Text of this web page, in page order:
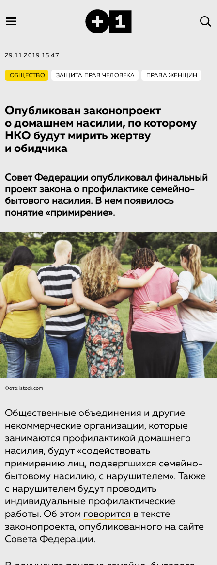
29.11.2019 15:47
ОБЩЕСТВО ЗАЩИТА ПРАВ ЧЕЛОВЕКА ПРАВА ЖЕНЩИН
Опубликован законопроект
о домашнем насилии, по которому
НКО будут мирить жертву
и обидчика
Совет Федерации опубликовал финальный
проект закона о профилактике семейно-
бытового насилия. В нем появилось
понятие «примирение».
Фото: istock.com
Общественные объединения и другие
некоммерческие организации, которые
занимаются профилактикой домашнего
насилия, будут «содействовать
примирению лиц, подвергшихся семейно-
бытовому насилию, с нарушителем». Также
с нарушителем будут проводить
индивидуальные профилактические
работы. Об этом говорится в тексте
законопроекта, опубликованного на сайте
Совета Федерации.